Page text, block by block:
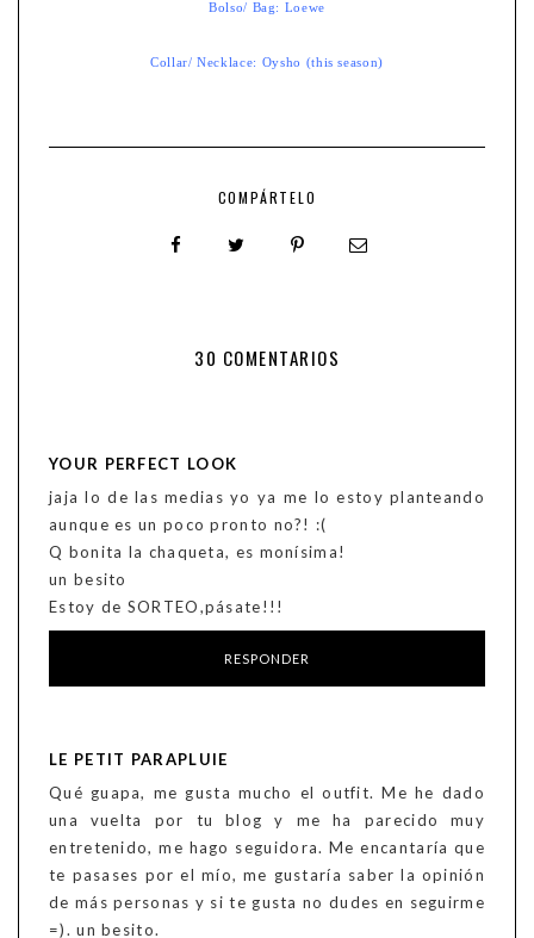
Bolso/ Bag: Loewe
Collar/ Necklace: Oysho (this season)
COMPÁRTELO
30 COMENTARIOS
YOUR PERFECT LOOK
jaja lo de las medias yo ya me lo estoy planteando
aunque es un poco pronto no?! :(
Q bonita la chaqueta, es monísima!
un besito
Estoy de SORTEO,pásate!!!
RESPONDER
LE PETIT PARAPLUIE
Qué guapa, me gusta mucho el outfit. Me he dado
una vuelta por tu blog y me ha parecido muy
entretenido, me hago seguidora. Me encantaría que
te pasases por el mío, me gustaría saber la opinión
de más personas y si te gusta no dudes en seguirme
=). un besito.